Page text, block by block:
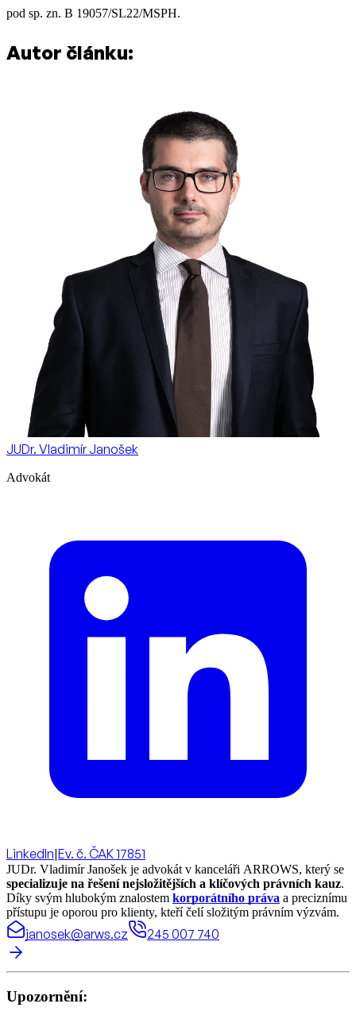
pod sp. zn. B 19057/SL22/MSPH.
Autor článku:
JUDr. Vladimír Janošek
Advokát
LinkedIn|Ev. č. ČAK 17851
JUDr. Vladimír Janošek je advokát v kanceláři ARROWS, který se
specializuje na řešení nejsložitějších a klíčových právních kauz.
Díky svým hlubokým znalostem korporátního práva a preciznímu
přístupu je oporou pro klienty, kteří čelí složitým právním výzvám.
janosek@arws.cz 245 007 740
Upozornění: